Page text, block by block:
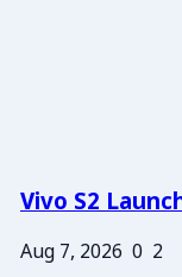
Vivo S2
Aug 7, 2026 0 2